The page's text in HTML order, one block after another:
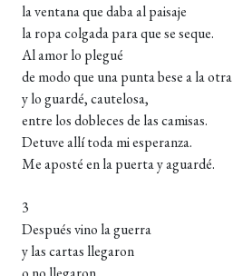
la ventana que daba al paisaje
la ropa colgada para que se seque.
Al amor lo plegué
de modo que una punta bese a la otra
y lo guardé, cautelosa,
entre los dobleces de las camisas.
Detuve allí toda mi esperanza.
Me aposté en la puerta y aguardé.
3
Después vino la guerra
y las cartas llegaron